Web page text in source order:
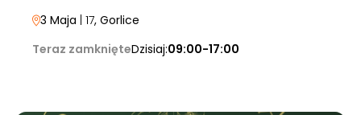
3 Maja | 17, Gorlice
Teraz zamknięteDzisiaj:09:00-17:00